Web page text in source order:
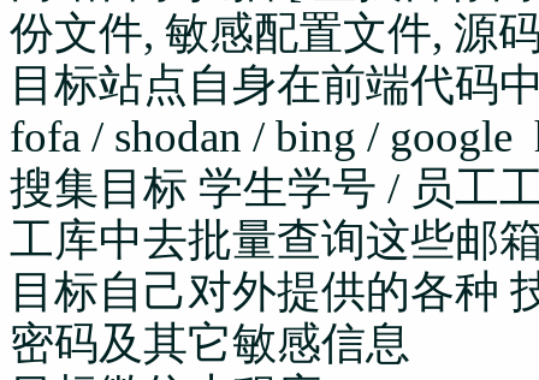
份文件, 敏感配置文件, 源
目标站点自身在前端代码
fofa / shodan / bing /
搜集目标 学生学号 / 员工
工库中去批量查询这些邮
目标自己对外提供的各种
密码及其它敏感信息